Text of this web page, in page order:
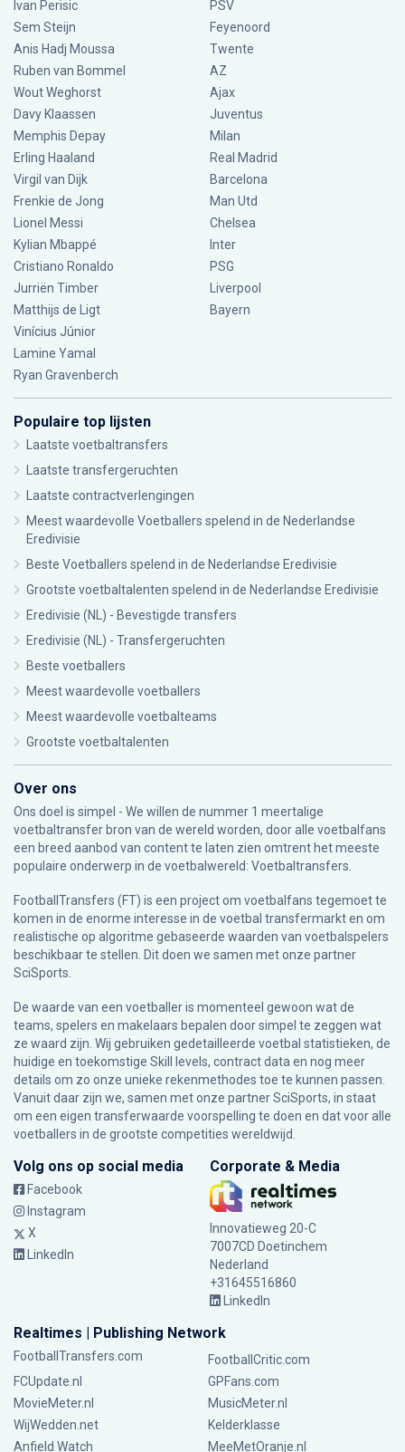
Ivan Perisic
Sem Steijn
Anis Hadj Moussa
Ruben van Bommel
Wout Weghorst
Davy Klaassen
Memphis Depay
Erling Haaland
Virgil van Dijk
Frenkie de Jong
Lionel Messi
Kylian Mbappé
Cristiano Ronaldo
Jurriën Timber
Matthijs de Ligt
Vinícius Júnior
Lamine Yamal
Ryan Gravenberch
PSV
Feyenoord
Twente
AZ
Ajax
Juventus
Milan
Real Madrid
Barcelona
Man Utd
Chelsea
Inter
PSG
Liverpool
Bayern
Populaire top lijsten
Laatste voetbaltransfers
Laatste transfergeruchten
Laatste contractverlengingen
Meest waardevolle Voetballers spelend in de Nederlandse
Eredivisie
Beste Voetballers spelend in de Nederlandse Eredivisie
Grootste voetbaltalenten spelend in de Nederlandse Eredivisie
Eredivisie (NL) - Bevestigde transfers
Eredivisie (NL) - Transfergeruchten
Beste voetballers
Meest waardevolle voetballers
Meest waardevolle voetbalteams
Grootste voetbaltalenten
Over ons
Ons doel is simpel - We willen de nummer 1 meertalige
voetbaltransfer bron van de wereld worden, door alle voetbalfans
een breed aanbod van content te laten zien omtrent het meeste
populaire onderwerp in de voetbalwereld: Voetbaltransfers.
FootballTransfers (FT) is een project om voetbalfans tegemoet te
komen in de enorme interesse in de voetbal transfermarkt en om
realistische op algoritme gebaseerde waarden van voetbalspelers
beschikbaar te stellen. Dit doen we samen met onze partner
SciSports
De waarde van een voetballer is momenteel gewoon wat de
teams, spelers en makelaars bepalen door simpel te zeggen wat
ze waard zijn. Wij gebruiken gedetailleerde voetbal statistieken, de
huidige en toekomstige Skill levels, contract data en nog meer
details om zo onze unieke rekenmethodes toe te kunnen passen.
Vanuit daar zijn we, samen met onze partner SciSports, in staat
om een eigen transferwaarde voorspelling te doen en dat voor alle
voetballers in de grootste competities wereldwijd.
Volg ons op social media
Facebook
Instagram
X
LinkedIn
Corporate & Media
Innovatieweg 20-C
7007CD Doetinchem
Nederland
+31645516860
LinkedIn
Realtimes | Publishing Network
FootballTransfers.com
FootballCritic.com
FCUpdate.nl
GPFans.com
MovieMeter.nl
MusicMeter.nl
WijWedden.net
Kelderklasse
Anfield Watch
MeeMetOranje.nl